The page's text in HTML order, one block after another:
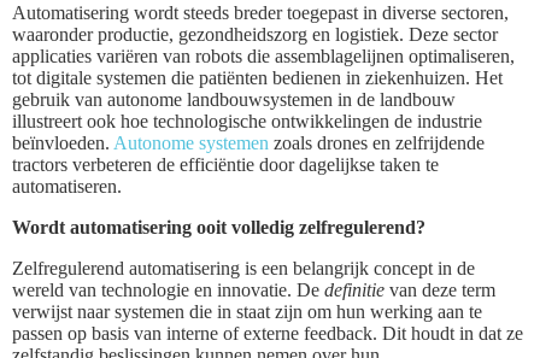
Automatisering wordt steeds breder toegepast in diverse sectoren,
waaronder productie, gezondheidszorg en logistiek. Deze sector
applicaties variëren van robots die assemblagelijnen optimaliseren,
tot digitale systemen die patiënten bedienen in ziekenhuizen. Het
gebruik van autonome landbouwsystemen in de landbouw
illustreert ook hoe technologische ontwikkelingen de industrie
beïnvloeden. Autonome systemen zoals drones en zelfrijdende
tractors verbeteren de efficiëntie door dagelijkse taken te
automatiseren.
Wordt automatisering ooit volledig zelfregulerend?
Zelfregulerend automatisering is een belangrijk concept in de
wereld van technologie en innovatie. De definitie van deze term
verwijst naar systemen die in staat zijn om hun werking aan te
passen op basis van interne of externe feedback. Dit houdt in dat ze